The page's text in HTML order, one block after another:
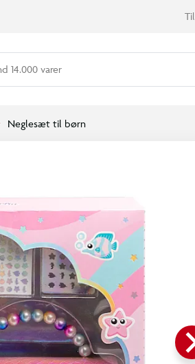
14.000 varer
Neglesæt til børn